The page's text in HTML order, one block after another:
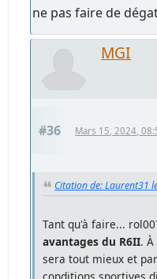
ne pas faire de
MGI
#36 Mars 15, 2024,
Citation de: Laurent31
Tant qu'à faire...
avantages du R6II.
sera tout mieux et